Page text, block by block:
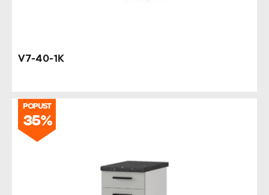
V7-40-1K
POPUST
35%